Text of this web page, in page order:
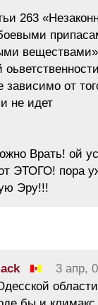
263
зависимо от
не идет
Врать! ой
ЭТОГО! пора
Эру!!!
3 апр,